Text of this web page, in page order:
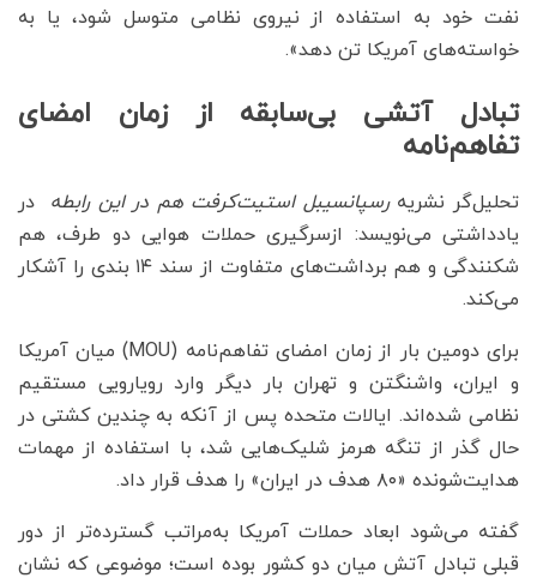
نفت خود به استفاده از نیروی نظامی متوسل شود، یا به
خواسته‌های آمریکا تن دهد».
تبادل آتشی بی‌سابقه از زمان امضای
تفاهم‌نامه
تحلیل‌گر نشریهرسپانسیبل استیت‌کرفت هم در این رابطه
در
یادداشتی می‌نویسد: ازسرگیری حملات هوایی دو طرف، هم
شکنندگی و هم برداشت‌های متفاوت از سند ۱۴ بندی را آشکار
می‌کند.
برای دومین بار از زمان امضای تفاهم‌نامه (MOU) میان آمریکا
و ایران، واشنگتن و تهران بار دیگر وارد رویارویی مستقیم
نظامی شده‌اند. ایالات متحده پس از آنکه به چندین کشتی در
حال گذر از تنگه هرمز شلیک‌هایی شد، با استفاده از مهمات
هدایت‌شونده «۸۰ هدف در ایران» را هدف قرار داد.
گفته می‌شود ابعاد حملات آمریکا به‌مراتب گسترده‌تر از دور
قبلی تبادل آتش میان دو کشور بوده است؛ موضوعی که نشان